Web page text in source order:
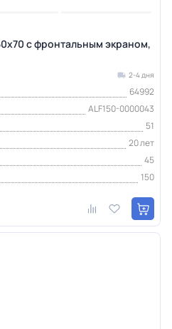
с фронтальным экраном,
2-4 дня
64992
ALF150-0000043
51
20 лет
45
150